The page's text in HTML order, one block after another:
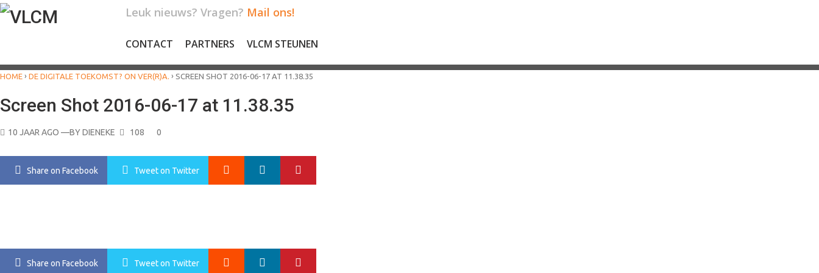
Skip
Leuk nieuws? Vragen? Mail ons!
CONTACT PARTNERS VLCM STEUNEN
HOME › DE DIGITALE TOEKOMST? ON VER(R)A. › SCREEN SHOT 2016-06-17 AT 11.38.35
Screen Shot 2016-06-17 at 11.38.35
POSTED
10 JAAR AGO —BYDIENEKE 108 0
Share on Facebook Tweeton Twitter Google+ LinkedIn
Share on Facebook Tweeton Twitter Google+ LinkedIn